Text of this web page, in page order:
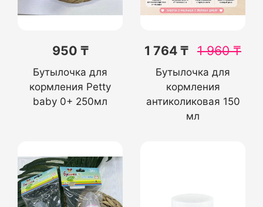
950 ₸
Бутылочка для
кормления Petty
baby 0+ 250мл
1 764 ₸ 1 960₸
Бутылочка для
кормления
антиколиковая 150
мл